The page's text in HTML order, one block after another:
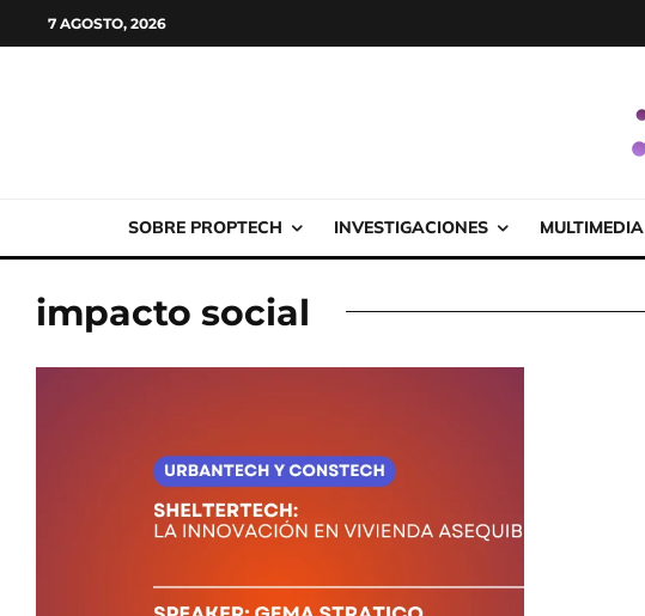
7 AGOSTO, 2026
SOBRE PROPTECH INVESTIGACIONES MULTIMEDIA
impacto social